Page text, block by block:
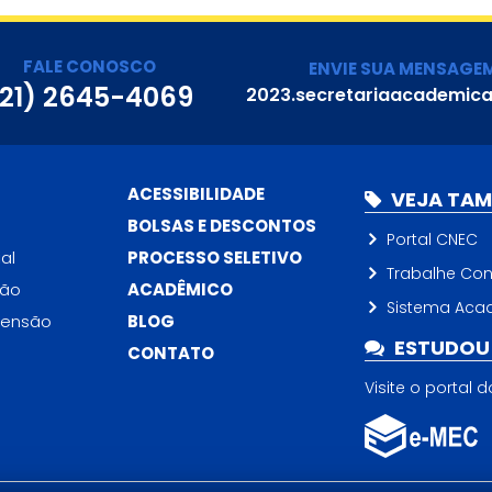
FALE CONOSCO
2645-4069
ENVIE SUA
ACESSIBILIDADE
BOLSAS E DESCONTOS
PROCESSO SELETIVO
ACADÊMICO
BLOG
CONTATO
VEJA
Portal CNEC
Trabalhe
Sistema
Visite o portal